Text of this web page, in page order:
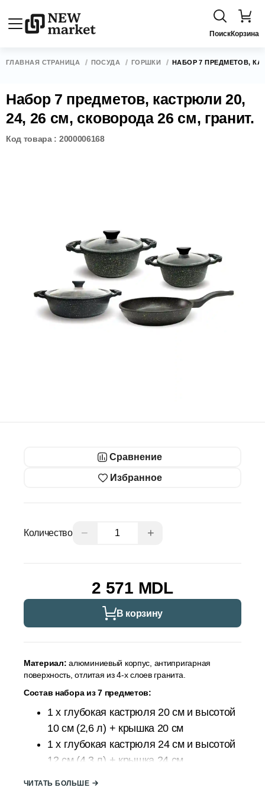
ПоискКорзина
ГЛАВНАЯ СТРАНИЦА ПОСУДА ГОРШКИ НАБОР 7 ПРЕДМЕТОВ,
Набор 7 предметов, кастрюли 20,
24, 26 см, сковорода 26 см, гранит.
Код товара : 2000006168
Сравнение
Избранное
Количество − +
2 571 MDL
В корзину
Материал: алюминиевый корпус, антипригарная
поверхность, отлитая из 4-х слоев гранита.
Состав набора из 7 предметов:
1 x глубокая кастрюля 20 см и высотой
10 см (2,6 л) + крышка 20 см
1 x глубокая кастрюля 24 см и высотой
12 см (4,3 л) + крышка 24 см
ЧИТАТЬ БОЛЬШЕ